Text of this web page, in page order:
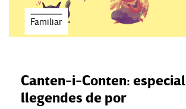
Familiar
Canten-i-Conten: especial
llegendes de por